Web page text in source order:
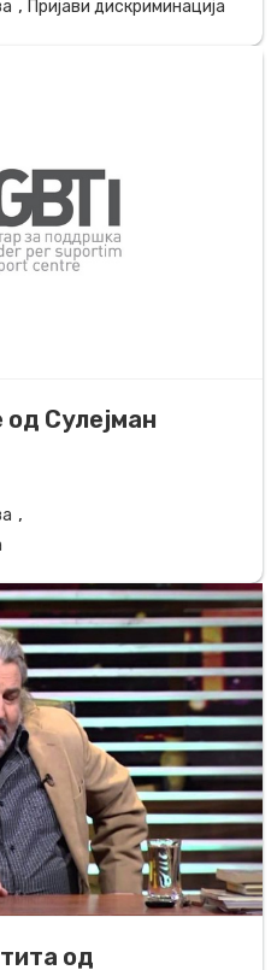
, Пријави дискриминација
Сулејман
,
од